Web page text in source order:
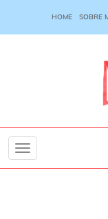
HOME SOBRE
Toggle